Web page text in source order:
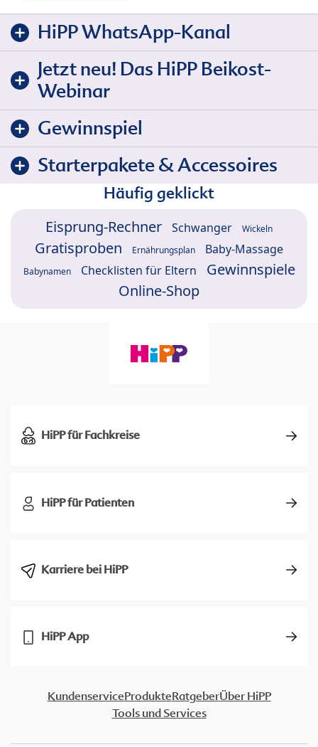
HiPP WhatsApp-Kanal
Jetzt neu! Das HiPP Beikost-
Webinar
Gewinnspiel
Starterpakete & Accessoires
Häufig geklickt
Eisprung-Rechner Schwanger Wickeln
Gratisproben Ernährungsplan Baby-Massage
Babynamen Checklisten für Eltern
Gewinnspiele
Online-Shop
HiPP für Fachkreise
HiPP für Patienten
Karriere bei HiPP
HiPP App
KundenserviceProdukteRatgeberÜber HiPP
Tools und Services